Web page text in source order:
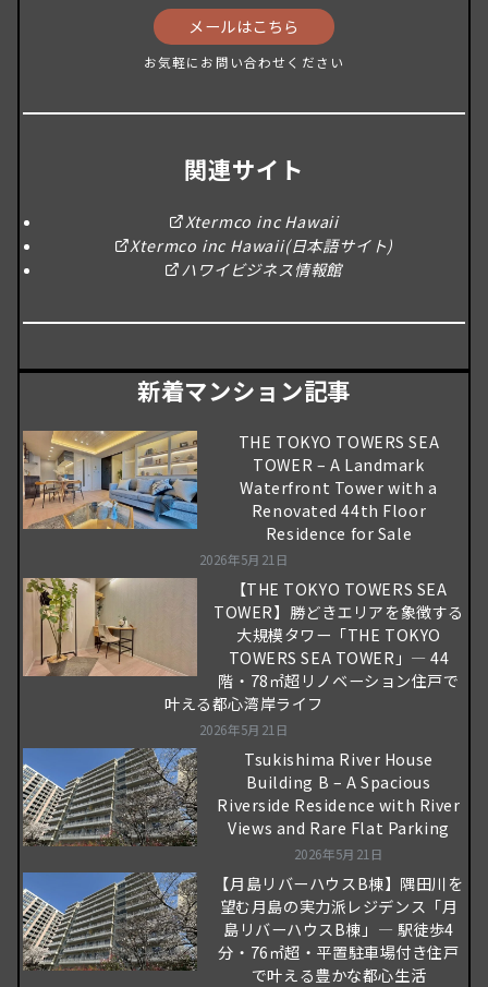
メールはこちら
お気軽にお問い合わせください
関連サイト
Xtermco inc Hawaii
Xtermco inc Hawaii(日本語サイト)
ハワイビジネス情報館
新着マンション記事
THE TOKYO TOWERS SEA
TOWER – A Landmark
Waterfront Tower with a
Renovated 44th Floor
Residence for Sale
2026年5月21日
【THE TOKYO TOWERS SEA
TOWER】勝どきエリアを象徴する
大規模タワー「THE TOKYO
TOWERS SEA TOWER」― 44
階・78㎡超リノベーション住戸で
叶える都心湾岸ライフ
2026年5月21日
Tsukishima River House
Building B – A Spacious
Riverside Residence with River
Views and Rare Flat Parking
2026年5月21日
【月島リバーハウスB棟】隅田川を
望む月島の実力派レジデンス「月
島リバーハウスB棟」― 駅徒歩4
分・76㎡超・平置駐車場付き住戸
で叶える豊かな都心生活